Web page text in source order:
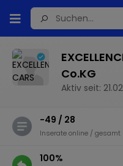
Co.KG
Aktiv seit:
-49 / 28
Inserate online / gesamt
100%